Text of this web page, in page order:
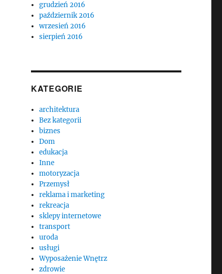
grudzień 2016
październik 2016
wrzesień 2016
sierpień 2016
KATEGORIE
architektura
Bez kategorii
biznes
Dom
edukacja
Inne
motoryzacja
Przemysł
reklama i marketing
rekreacja
sklepy internetowe
transport
uroda
usługi
Wyposażenie Wnętrz
zdrowie